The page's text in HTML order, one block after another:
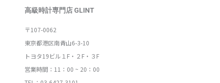
高級時計専門店 GLINT
〒107-0062
東京都港区南青山6-3-10
トヨタ19ビル１F・２F・３F
営業時間：11：00 ~ 20：00